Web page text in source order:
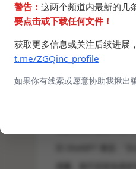
警告： 这两个频道内最新的几
要点击或下载任何文件！
获取更多信息或关注后续进展
t.me/ZGQinc_profile
如果你有线索或愿意协助我揪出